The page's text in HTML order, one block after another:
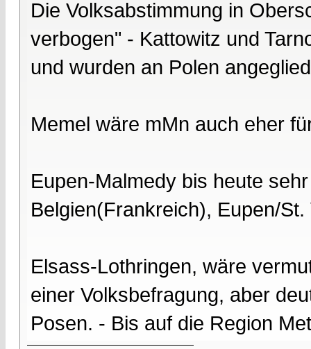
Die Volksabstimmung in
verbogen" - Kattowitz und
und wurden an Polen
Memel wäre mMn auch eher
Eupen-Malmedy bis heute
Belgien(Frankreich), Eupen/
Elsass-Lothringen, wäre
einer Volksbefragung, aber
Posen. - Bis auf die Region